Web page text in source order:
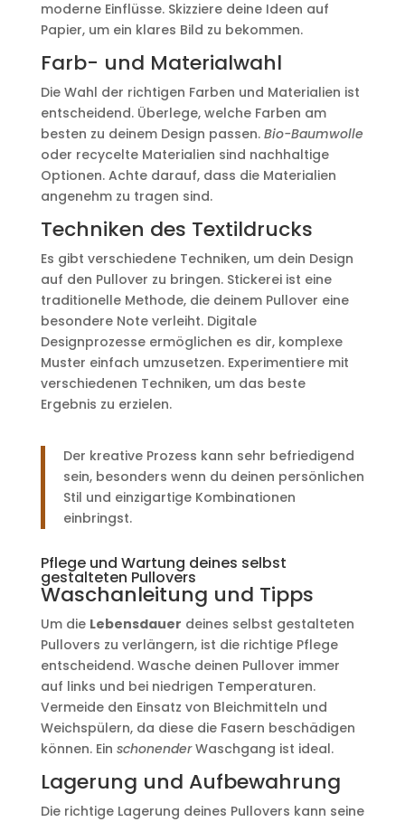
moderne Einflüsse. Skizziere deine Ideen auf
Papier, um ein klares Bild zu bekommen.
Farb- und Materialwahl
Die Wahl der richtigen Farben und Materialien ist
entscheidend. Überlege, welche Farben am
besten zu deinem Design passen. Bio-Baumwolle
oder recycelte Materialien sind nachhaltige
Optionen. Achte darauf, dass die Materialien
angenehm zu tragen sind.
Techniken des Textildrucks
Es gibt verschiedene Techniken, um dein Design
auf den Pullover zu bringen. Stickerei ist eine
traditionelle Methode, die deinem Pullover eine
besondere Note verleiht. Digitale
Designprozesse ermöglichen es dir, komplexe
Muster einfach umzusetzen. Experimentiere mit
verschiedenen Techniken, um das beste
Ergebnis zu erzielen.
Der kreative Prozess kann sehr befriedigend
sein, besonders wenn du deinen persönlichen
Stil und einzigartige Kombinationen
einbringst.
Pflege und Wartung deines selbst
gestalteten Pullovers
Waschanleitung und Tipps
Um die Lebensdauer deines selbst gestalteten
Pullovers zu verlängern, ist die richtige Pflege
entscheidend. Wasche deinen Pullover immer
auf links und bei niedrigen Temperaturen.
Vermeide den Einsatz von Bleichmitteln und
Weichspülern, da diese die Fasern beschädigen
können. Ein schonenderWaschgang ist ideal.
Lagerung und Aufbewahrung
Die richtige Lagerung deines Pullovers kann seine